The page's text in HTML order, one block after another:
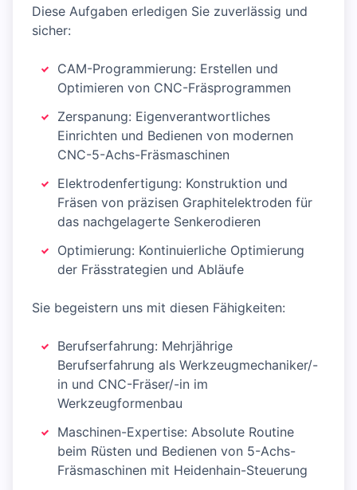
Diese Aufgaben erledigen Sie zuverlässig und
sicher:
CAM-Programmierung: Erstellen und
Optimieren von CNC-Fräsprogrammen
Zerspanung: Eigenverantwortliches
Einrichten und Bedienen von modernen
CNC-5-Achs-Fräsmaschinen
Elektrodenfertigung: Konstruktion und
Fräsen von präzisen Graphitelektroden für
das nachgelagerte Senkerodieren
Optimierung: Kontinuierliche Optimierung
der Frässtrategien und Abläufe
Sie begeistern uns mit diesen Fähigkeiten:
Berufserfahrung: Mehrjährige
Berufserfahrung als Werkzeugmechaniker/-
in und CNC-Fräser/-in im
Werkzeugformenbau
Maschinen-Expertise: Absolute Routine
beim Rüsten und Bedienen von 5-Achs-
Fräsmaschinen mit Heidenhain-Steuerung